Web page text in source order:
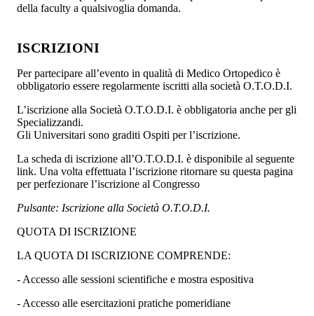
della faculty a qualsivoglia domanda.
ISCRIZIONI
Per partecipare all’evento in qualità di Medico Ortopedico è
obbligatorio essere regolarmente iscritti alla società O.T.O.D.I.
L’iscrizione alla Società O.T.O.D.I. è obbligatoria anche per gli
Specializzandi.
Gli Universitari sono graditi Ospiti per l’iscrizione.
La scheda di iscrizione all’O.T.O.D.I. è disponibile al seguente
link. Una volta effettuata l’iscrizione ritornare su questa pagina
per perfezionare l’iscrizione al Congresso
Pulsante: Iscrizione alla Società O.T.O.D.I.
QUOTA DI ISCRIZIONE
LA QUOTA DI ISCRIZIONE COMPRENDE:
- Accesso alle sessioni scientifiche e mostra espositiva
- Accesso alle esercitazioni pratiche pomeridiane